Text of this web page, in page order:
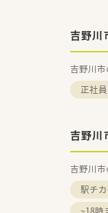
吉野川
吉野川市
正社員
吉野川
吉野川市
駅チカ